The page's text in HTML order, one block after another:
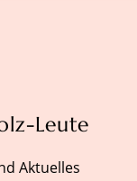
Leute
Aktuelles